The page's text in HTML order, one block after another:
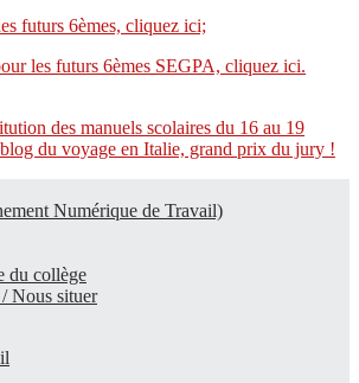
futurs 6èmes, cliquez ici;
les futurs 6èmes SEGPA, cliquez ici.
des manuels scolaires du 16 au 19
du voyage en Italie, grand prix du jury !
Numérique de Travail)
du collège
Nous situer